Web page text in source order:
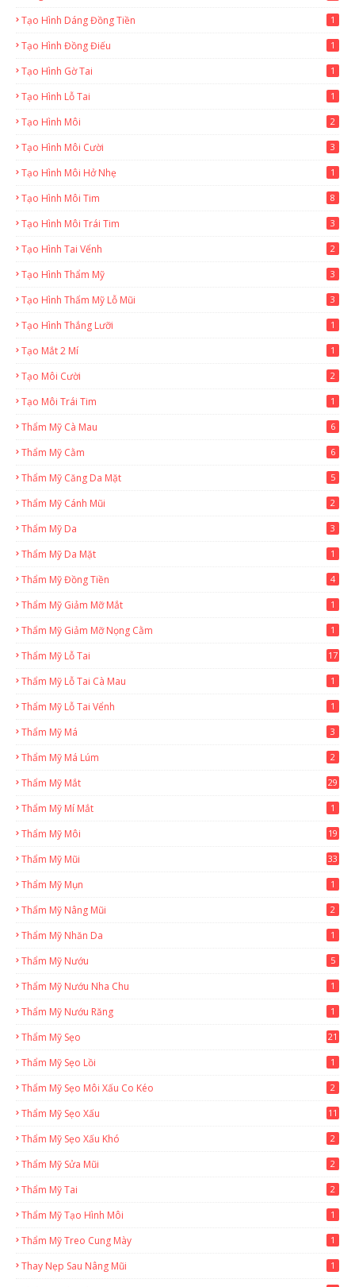
Tạo Hình Dáng Đồng Tiền
1
Tạo Hình Đồng Điếu 1
Tạo Hình Gờ Tai 1
Tạo Hình Lỗ Tai 1
Tạo Hình Môi 2
Tạo Hình Môi Cười 3
Tạo Hình Môi Hở Nhẹ 1
Tạo Hình Môi Tim 8
Tạo Hình Môi Trái Tim 3
Tạo Hình Tai Vểnh 2
Tạo Hình Thẩm Mỹ 3
Tạo Hình Thẩm Mỹ Lỗ Mũi 3
Tạo Hình Thắng Lưỡi 1
Tạo Mắt 2 Mí 1
Tạo Môi Cười 2
Tạo Môi Trái Tim 1
Thẩm Mỹ Cà Mau 6
Thẩm Mỹ Cằm 6
Thẩm Mỹ Căng Da Mặt 5
Thẩm Mỹ Cánh Mũi 2
Thẩm Mỹ Da 3
Thẩm Mỹ Da Mặt 1
Thẩm Mỹ Đồng Tiền 4
Thẩm Mỹ Giảm Mỡ Mắt 1
Thẩm Mỹ Giảm Mỡ Nọng Cằm 1
Thẩm Mỹ Lỗ Tai 17
Thẩm Mỹ Lỗ Tai Cà Mau 1
Thẩm Mỹ Lỗ Tai Vểnh 1
Thẩm Mỹ Má 3
Thẩm Mỹ Má Lúm 2
Thẩm Mỹ Mắt 29
Thẩm Mỹ Mí Mắt 1
Thẩm Mỹ Môi 19
Thẩm Mỹ Mũi 33
Thẩm Mỹ Mụn 1
Thẩm Mỹ Nâng Mũi 2
Thẩm Mỹ Nhăn Da 1
Thẩm Mỹ Nướu 5
Thẩm Mỹ Nướu Nha Chu 1
Thẩm Mỹ Nướu Răng 1
Thẩm Mỹ Sẹo 21
Thẩm Mỹ Sẹo Lồi 1
Thẩm Mỹ Sẹo Môi Xấu Co Kéo 2
Thẩm Mỹ Sẹo Xấu 11
Thẩm Mỹ Sẹo Xấu Khó 2
Thẩm Mỹ Sửa Mũi 2
Thẩm Mỹ Tai 2
Thẩm Mỹ Tạo Hình Môi 1
Thẩm Mỹ Treo Cung Mày 1
Thay Nẹp Sau Nâng Mũi 1